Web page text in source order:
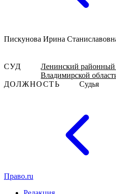
Пискунова Ирина
СУД
Ленинский районный
Владимирской
ДОЛЖНОСТЬ
Судья
Право.ru